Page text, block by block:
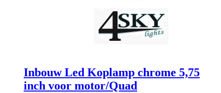
Inbouw Led Koplamp chrome 5,75
inch voor motor/Quad